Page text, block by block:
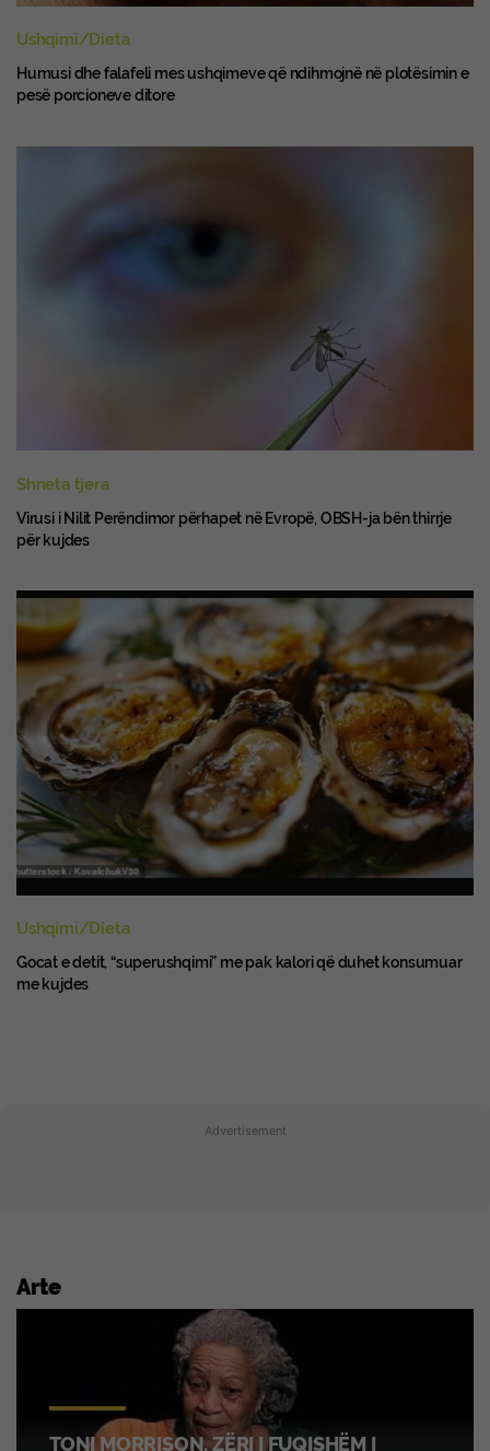
Ushqimi/Dieta
Humusi dhe falafeli mes ushqimeve që ndihmojnë në plotësimin e
pesë porcioneve ditore
Shneta tjera
Virusi i Nilit Perëndimor përhapet në Evropë, OBSH-ja bën thirrje
për kujdes
Ushqimi/Dieta
Gocat e detit, “superushqimi” me pak kalori që duhet konsumuar
me kujdes
Advertisement
Arte
TONI MORRISON, ZËRI I FUQISHËM I